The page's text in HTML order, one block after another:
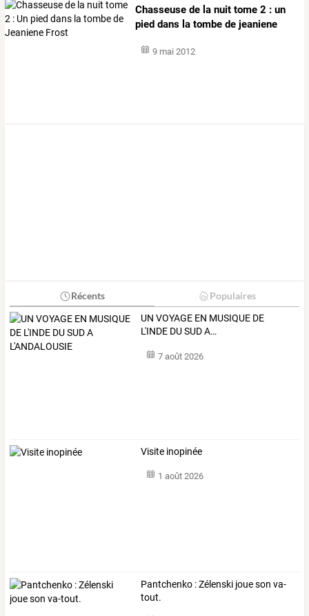
Chasseuse de la nuit tome 2 : un
pied dans la tombe de jeaniene
9 mai 2012
Récents Populaires
UN VOYAGE EN MUSIQUE DE
L'INDE DUSUDA…
7 août 2026
Visite inopinée
1 août 2026
Pantchenko : Zélenski joue son va-
tout.